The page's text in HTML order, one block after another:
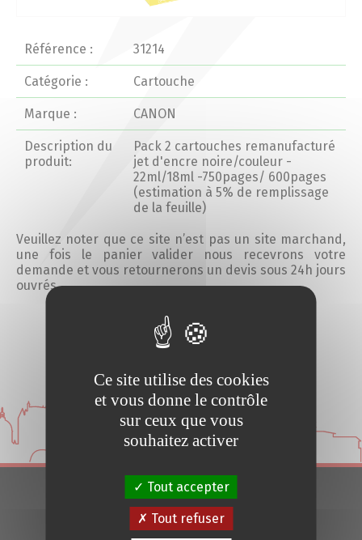
Produits
Professionnels
Particuliers
Catalogue
Analyse de vos besoins
Conseils et Astuces
Devis en 24H
Notre métier
Contact/magasins
Référence : 31214
Catégorie : Cartouche
Marque : CANON
Description du
produit:
Pack 2 cartouches remanufacturé
jet d'encre noire/couleur -
22ml/18ml -750pages/ 600pages
(estimation à 5% de remplissage
de la feuille)
Veuillez noter que ce site n’est pas un site marchand,
une fois le panier valider nous recevrons votre
demande et vous retournerons un devis sous 24h jours
ouvrés.
Ajouter au devis
Ce site utilise des cookies
et vous donne le contrôle
sur ceux que vous
souhaitez activer
Tout accepter
Tout refuser